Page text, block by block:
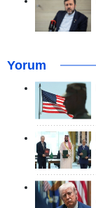
Yorum